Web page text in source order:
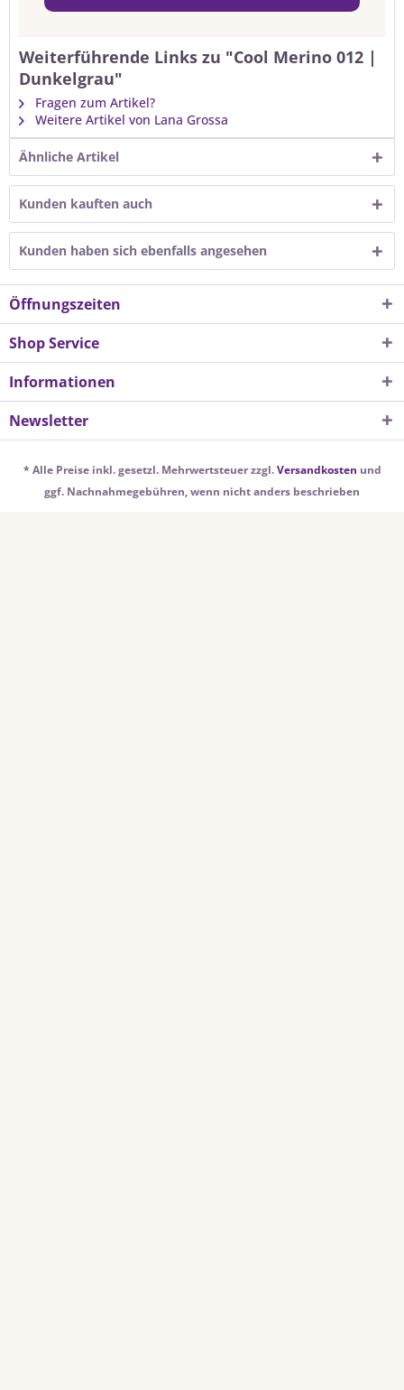
Weiterführende Links zu "Cool Merino 012 |
Dunkelgrau"
Fragen zum Artikel?
Weitere Artikel von Lana Grossa
Ähnliche Artikel
Kunden kauften auch
Kunden haben sich ebenfalls angesehen
Öffnungszeiten
Shop Service
Informationen
Newsletter
* Alle Preise inkl. gesetzl. Mehrwertsteuer zzgl.Versandkosten und
ggf. Nachnahmegebühren, wenn nicht anders beschrieben